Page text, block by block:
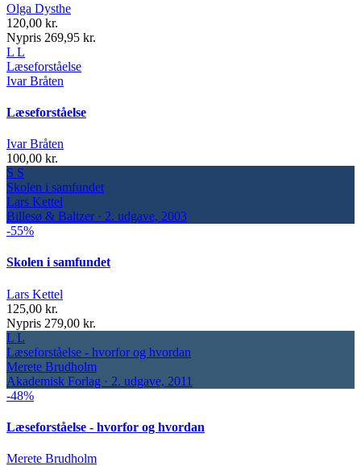
Olga Dysthe
120,00 kr.
Nypris 269,95 kr.
L L
Læseforståelse
Ivar Bråten
Læseforståelse
Ivar Bråten
100,00 kr.
S S
Skolen i samfundet
Lars Kettel
Billesø & Baltzer · 2. udgave, 2003
-55%
Skolen i samfundet
Lars Kettel
125,00 kr.
Nypris 279,00 kr.
L L
Læseforståelse - hvorfor og hvordan
Merete Brudholm
Akademisk Forlag · 2. udgave, 2011
-48%
Læseforståelse - hvorfor og hvordan
Merete Brudholm